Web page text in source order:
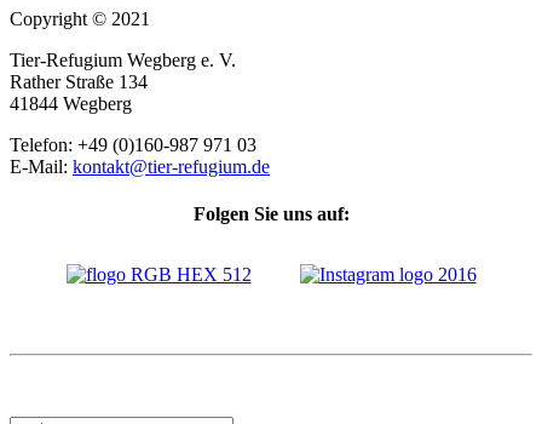
Copyright © 2021
Tier-Refugium Wegberg e. V.
Rather Straße 134
41844 Wegberg
Telefon: +49 (0)160-987 971 03
E-Mail: kontakt@tier-refugium.de
Folgen Sie uns auf: